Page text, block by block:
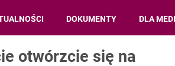
DOKUMENTY DLA
otwórzcie się na